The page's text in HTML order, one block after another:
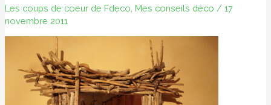
Les coups de coeur de Fdeco Mes conseils déco / 17
novembre 2011